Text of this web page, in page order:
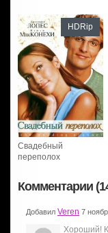
Свадебный
переполох
HDRip
Комментарии
Добавил Veren 7
Хороший!